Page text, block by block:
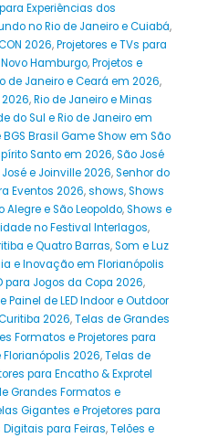
Experiências dos
no Rio de Janeiro e Cuiabá,
2026,Projetores e TVs para
Hamburgo,Projetos e
de Janeiro e Ceará em 2026,
,Rio de Janeiro e Minas
do Sul e Rio de Janeiro em
BGS Brasil Game Show em São
Santo em 2026,São José
José e Joinville 2026,Senhor do
Eventos 2026,shows,Shows
Alegre e São Leopoldo,Shows e
no Festival Interlagos,
e Quatro Barras,Som e Luz
e Inovação em Florianópolis
para Jogos da Copa 2026,
de LED Indoor e Outdoor
2026,Telas de Grandes
Formatos e Projetores para
Florianópolis 2026,Telas de
para Encatho & Exprotel
Grandes Formatos e
Gigantes e Projetores para
Digitais para Feiras,Telões e